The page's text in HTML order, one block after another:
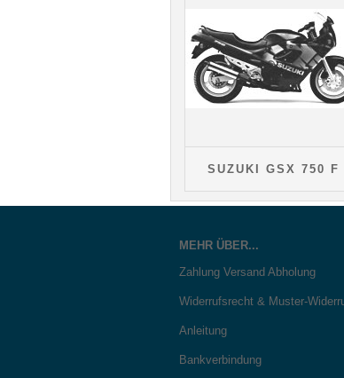
SUZUKI GSX 750 F
MEHR ÜBER...
Zahlung Versand Abholung
Widerrufsrecht & Muster-
Anleitung
Bankverbindung